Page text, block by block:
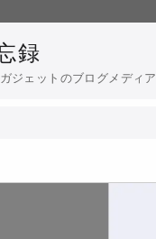
録
ジェットのブログメディア